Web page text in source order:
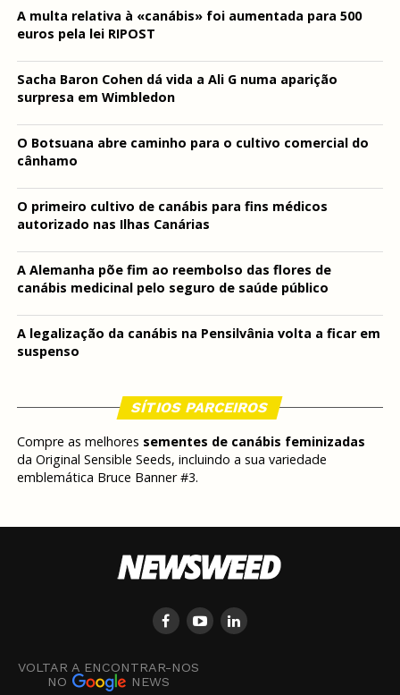
A multa relativa à «canábis» foi aumentada para 500
euros pela lei RIPOST
Sacha Baron Cohen dá vida a Ali G numa aparição
surpresa em Wimbledon
O Botsuana abre caminho para o cultivo comercial do
cânhamo
O primeiro cultivo de canábis para fins médicos
autorizado nas Ilhas Canárias
A Alemanha põe fim ao reembolso das flores de
canábis medicinal pelo seguro de saúde público
A legalização da canábis na Pensilvânia volta a ficar em
suspenso
SÍTIOS PARCEIROS
Compre as melhores sementes de canábis feminizadas
da Original Sensible Seeds, incluindo a sua variedade
emblemática Bruce Banner #3.
VOLTAR A ENCONTRAR-NOS
NO
NEWS